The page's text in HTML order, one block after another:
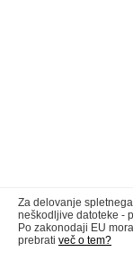
Za delovanje
neškodljive datoteke -
Po zakonodaji EU
prebrati več o tem?